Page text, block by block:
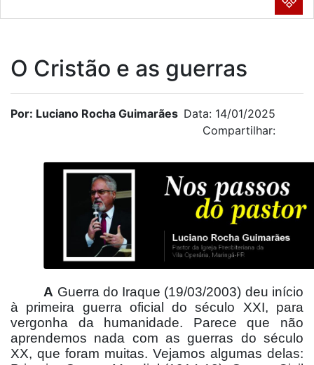
O Cristão e as guerras
Por: Luciano Rocha Guimarães Data: 14/01/2025
Compartilhar:
A Guerra do Iraque (19/03/2003) deu início
à primeira guerra oficial do século XXI, para
vergonha da humanidade. Parece que não
aprendemos nada com as guerras do século
XX, que foram muitas. Vejamos algumas delas: